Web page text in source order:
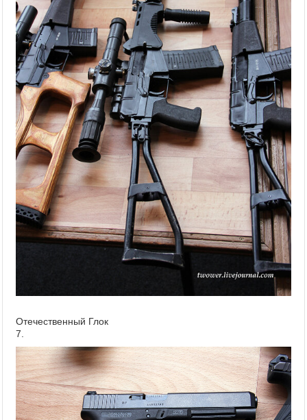
Отечественный Глок
7.